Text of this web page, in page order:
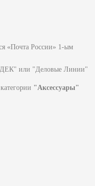
«Почта России» 1-ым
или "Деловые Линии"
"Аксессуары"